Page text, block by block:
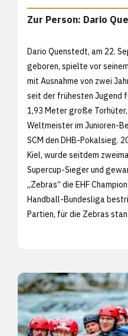
Zur Person: Dario
Dario Quenstedt, am 22.
geboren, spielte vor
mit Ausnahme von zwei
seit der frühesten Jugend
1,93 Meter große
Weltmeister im Junioren-
SCM den DHB-Pokalsieg.
Kiel, wurde seitdem
Supercup-Sieger und
„Zebras“ die EHF
Handball-Bundesliga
Partien, für die Zebras